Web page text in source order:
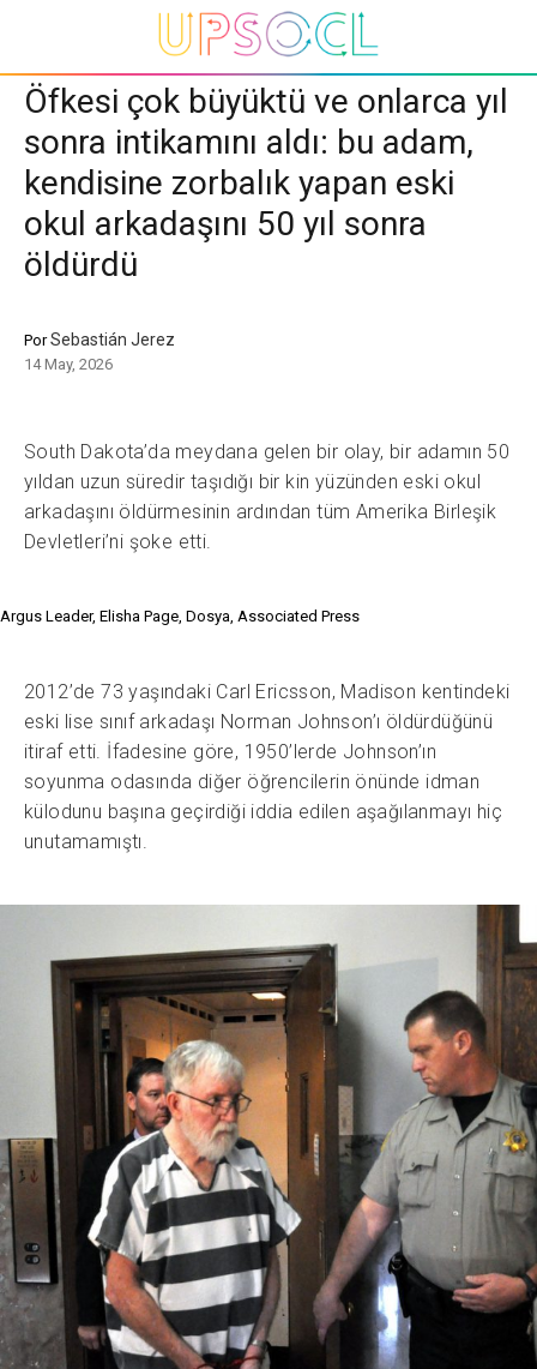
Öfkesi çok büyüktü ve onlarca yıl
sonra intikamını aldı: bu adam,
kendisine zorbalık yapan eski
okul arkadaşını 50 yıl sonra
öldürdü
PorSebastián Jerez
14 May, 2026
South Dakota’da meydana gelen bir olay, bir adamın 50
yıldan uzun süredir taşıdığı bir kin yüzünden eski okul
arkadaşını öldürmesinin ardından tüm Amerika Birleşik
Devletleri’ni şoke etti.
Argus Leader, Elisha Page, Dosya, Associated Press
2012’de 73 yaşındaki Carl Ericsson, Madison kentindeki
eski lise sınıf arkadaşı Norman Johnson’ı öldürdüğünü
itiraf etti. İfadesine göre, 1950’lerde Johnson’ın
soyunma odasında diğer öğrencilerin önünde idman
külodunu başına geçirdiği iddia edilen aşağılanmayı hiç
unutamamıştı.